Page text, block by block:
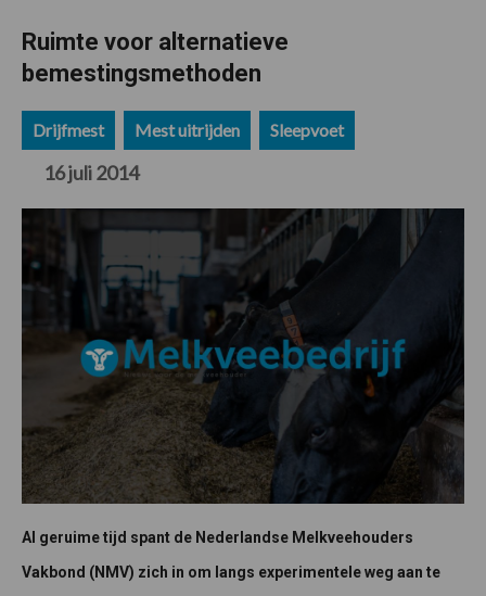
Ruimte voor alternatieve
bemestingsmethoden
Drijfmest Mest uitrijden Sleepvoet
16 juli 2014
Al geruime tijd spant de Nederlandse Melkveehouders
Vakbond (NMV) zich in om langs experimentele weg aan te